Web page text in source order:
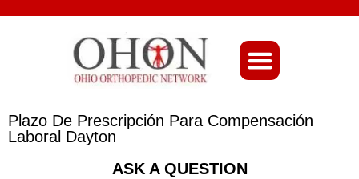
Plazo De Prescripción Para Compensación
Laboral Dayton
ASK A QUESTION